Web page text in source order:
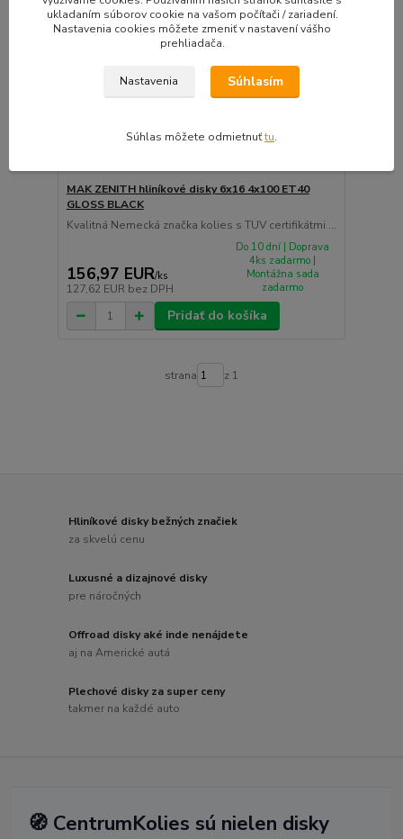
MAK ZENITH hliníkové disky 6x16 4x100 ET40
GLOSS BLACK
Kvalitná Nemecká značka kolies s TUV certifikátmi ...
156,97 EUR/ks
127,62 EUR bez DPH
Do 10 dní | Doprava
4ks zadarmo |
Montážna sada
zadarmo
Pridať do košíka
strana z 1
Hliníkové disky bežných značiek
za skvelú cenu
Luxusné a dizajnové disky
pre náročných
Offroad disky aké inde nenájdete
aj na Americké autá
Plechové disky za super ceny
takmer na každé auto
🧭 CentrumKolies sú nielen disky
ukladaním súborov cookie na vašom počítači / zariadení.
Nastavenia cookies môžete zmeniť v nastavení vášho
prehliadača.
Nastavenia Súhlasím
Súhlas môžete odmietnuťtu.